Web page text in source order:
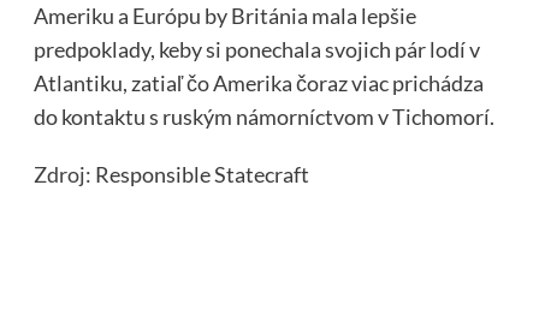
Ameriku a Európu by Británia mala lepšie
predpoklady, keby si ponechala svojich pár lodí v
Atlantiku, zatiaľ čo Amerika čoraz viac prichádza
do kontaktu s ruským námorníctvom v Tichomorí.
Zdroj: Responsible Statecraft